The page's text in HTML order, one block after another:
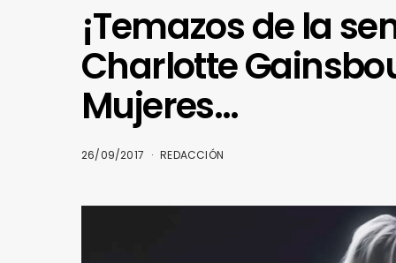
¡Temazos de la
Charlotte
Mujeres…
26/09/2017 REDACCIÓN